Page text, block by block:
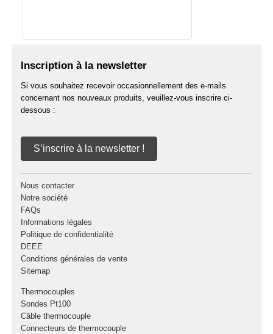
Inscription à la newsletter
Si vous souhaitez recevoir occasionnellement des e-mails
concernant nos nouveaux produits, veuillez-vous inscrire ci-
dessous :
S’inscrire à la newsletter !
Nous contacter
Notre société
FAQs
Informations légales
Politique de confidentialité
DEEE
Conditions générales de vente
Sitemap
Thermocouples
Sondes Pt100
Câble thermocouple
Connecteurs de thermocouple